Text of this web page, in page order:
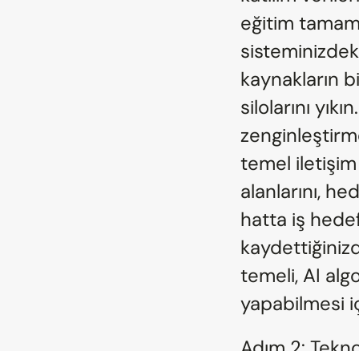
eğitim
kaynakların
silolarını
temel iletişim
alanlarını,
hatta iş
temeli, AI
yapabilmesi